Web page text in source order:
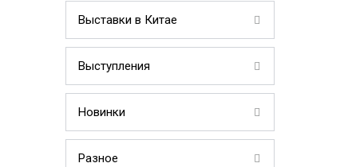
Выставки в Китае
Выступления
Новинки
Разное